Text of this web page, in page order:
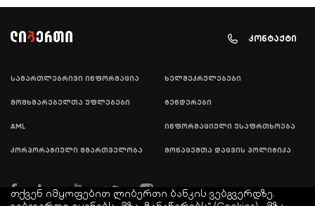
კონტაქტი
სამართლებრივი ინფორმაცია ხელშეკრულებები
მომხმარებელთა უფლებები ტენდერები
AML ინფორმაციული უსაფრთხოება
კორპორატიული მმართველობა მონაცემთა დაცვის პოლიტიკა
თქვენ იმყოფებით ლიბერთი ბანკის ვებგვერდზე.